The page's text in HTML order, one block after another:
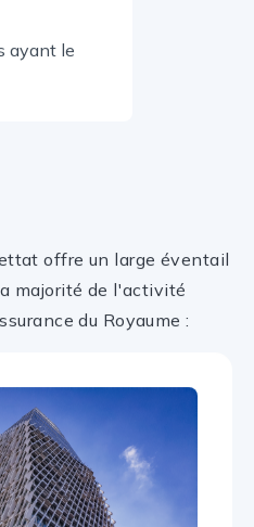
ayant le
offre un large éventail
majorité de l'activité
du Royaume :